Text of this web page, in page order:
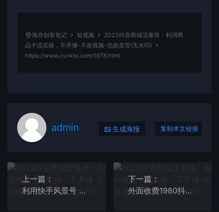
海存创客笔记 短视频
2023抖音商城流量班：利润商
品卡流实操，不开播-不发视频-也能卖货(无水印)
https://www.cunkbj.com/1978.html
admin 生成海报 复制本文链接
上一篇：
利用快手风景号 通过光合计划（附详细教程及制作软件）
下一篇：
外面收费1980抖音布娃娃拳击直播项目，抖音报白，实时互动直播【详细教程】